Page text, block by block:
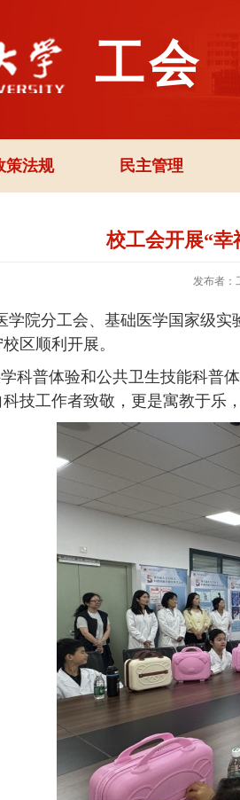
工会
策法规 民主管理
校工会开展“
发布者：
院分工会、基础医学国家级
区顺利开展。
科普体验和公共卫生技能科普
技工作者致敬，更是寓教于乐